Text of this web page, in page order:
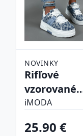
NOVINKY
Rifľové
vzorované
tenisky
iMODA
25.90 €